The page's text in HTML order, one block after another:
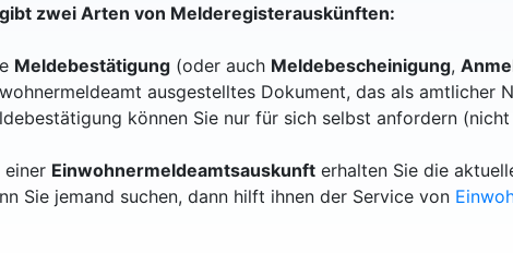
zwei Arten von Melderegisterauskünften:
Meldebestätigung (oder auch Meldebescheinigung,
ausgestelltes Dokument, das als amtlicher
können Sie nur für sich selbst anfordern
einer Einwohnermeldeamtsauskunft erhalten Sie die
Sie jemand suchen, dann hilft ihnen der Service von